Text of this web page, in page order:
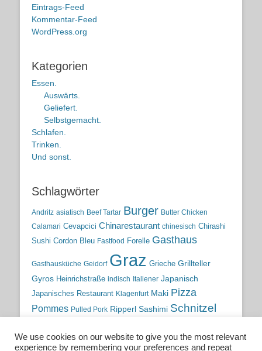
Eintrags-Feed
Kommentar-Feed
WordPress.org
Kategorien
Essen.
Auswärts.
Geliefert.
Selbstgemacht.
Schlafen.
Trinken.
Und sonst.
Schlagwörter
Andritz asiatisch Beef Tartar Burger Butter Chicken
Calamari Cevapcici Chinarestaurant chinesisch Chirashi
Sushi Cordon Bleu Fastfood Forelle Gasthaus
Gasthausküche Geidorf Graz Grieche Grillteller
Gyros Heinrichstraße indisch Italiener Japanisch
Japanisches Restaurant Klagenfurt Maki Pizza
Pommes Pulled Pork Ripperl Sashimi Schnitzel
traditionelle Küche Traditionsgasthaus Vulkanland
We use cookies on our website to give you the most relevant
experience by remembering your preferences and repeat